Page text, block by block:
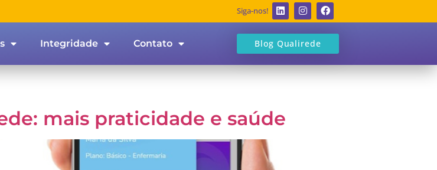
Siga-nos!
Integridade Contato Blog Qualirede
mais praticidade e saúde